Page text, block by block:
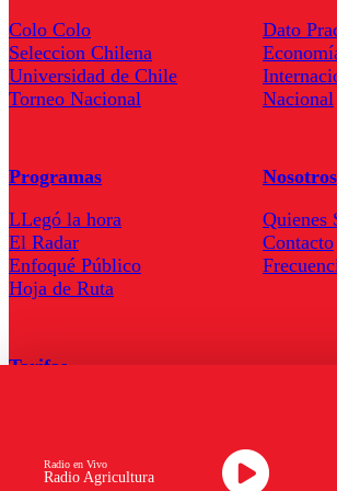
Radio Agricultura
Radio en Vivo
Colo Colo
Seleccion Chilena
Universidad de Chile
Torneo Nacional
Dato
Nacional
Programas
LLegó la hora
El Radar
Enfoqué Público
Hoja de Ruta
Nosotros
Quienes
Contacto
Tarifas